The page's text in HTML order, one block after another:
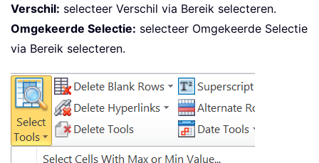
Verschil: selecteer Verschil via Bereik selecteren.
Omgekeerde Selectie: selecteer Omgekeerde Selectie
via Bereik selecteren.